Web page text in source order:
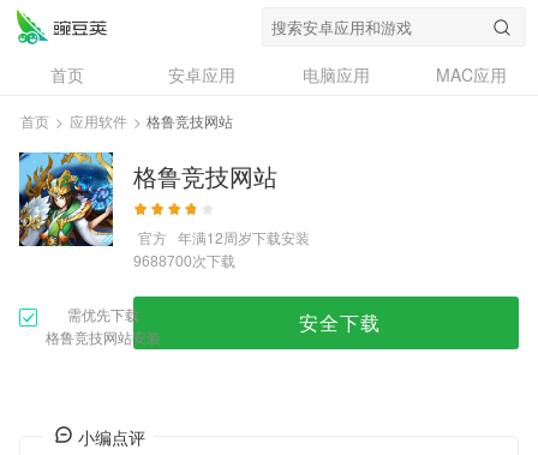
首页 安卓应用 电脑应用
MAC应用
资讯
专题
问答
首页 > 应用软件 > 格鲁竞技网站
格鲁竞技网站
官方 年满12周岁下载安装
9688700次下载
需优先下载
格鲁竞技网站安装
安全下载
小编点评